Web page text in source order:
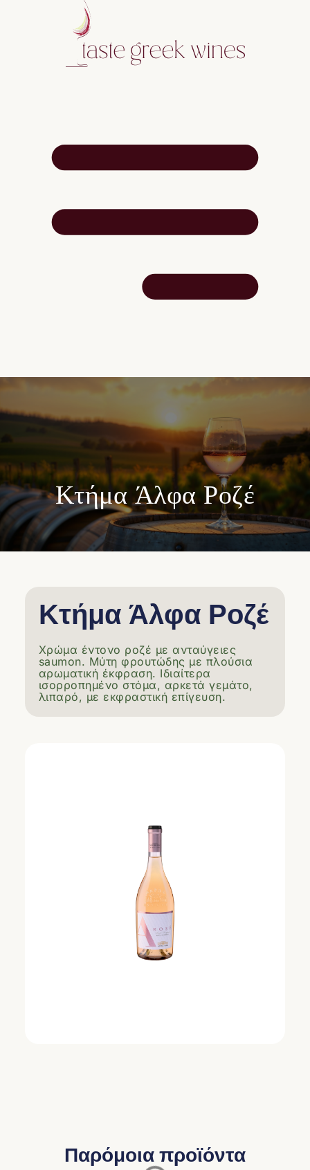
Κτήμα Άλφα Ροζέ
Κτήμα Άλφα Ροζέ
Χρώμα έντονο ροζέ με ανταύγειες
saumon. Μύτη φρουτώδης με πλούσια
αρωματική έκφραση. Ιδιαίτερα
ισορροπημένο στόμα, αρκετά γεμάτο,
λιπαρό, με εκφραστική επίγευση.
Παρόμοια προϊόντα